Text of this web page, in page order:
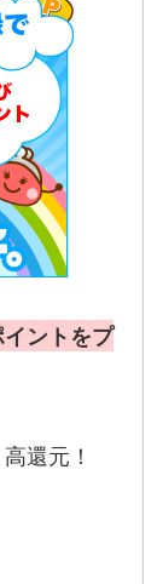
ントをプ
還元！